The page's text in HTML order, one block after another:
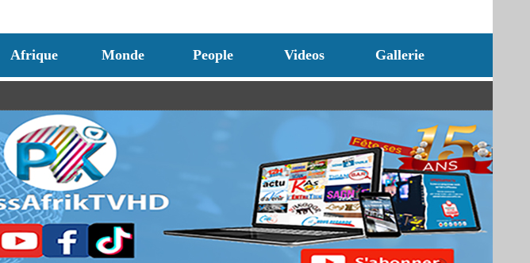
Afrique Monde People Videos Gallerie